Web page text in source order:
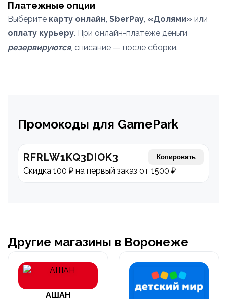
Платежные опции
Выберите карту онлайн, SberPay, «Долями» или
оплату курьеру. При онлайн-платеже деньги
резервируются, списание — после сборки.
Промокоды для GamePark
RFRLW1KQ3DIOK3 Копировать
Скидка 100 ₽ на первый заказ от 1500 ₽
Другие магазины в Воронеже
АШАН